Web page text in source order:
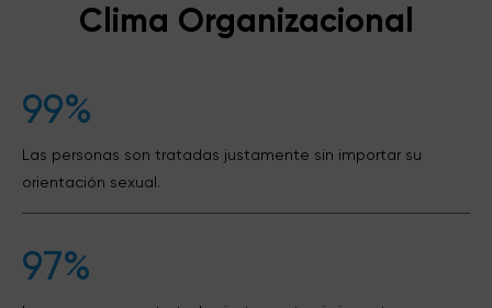
Clima Organizacional
99%
Las personas son tratadas justamente sin importar su
orientación sexual.
97%